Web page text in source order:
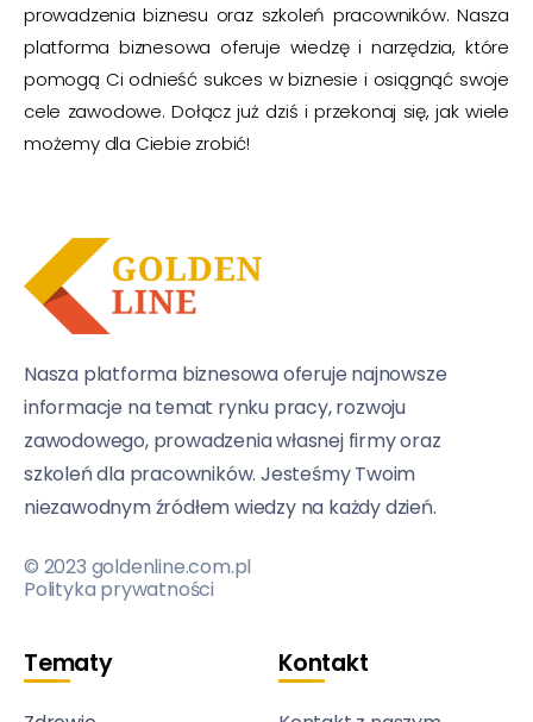
prowadzenia biznesu oraz szkoleń pracowników. Nasza
platforma biznesowa oferuje wiedzę i narzędzia, które
pomogą Ci odnieść sukces w biznesie i osiągnąć swoje
cele zawodowe. Dołącz już dziś i przekonaj się, jak wiele
możemy dla Ciebie zrobić!
Nasza platforma biznesowa oferuje najnowsze
informacje na temat rynku pracy, rozwoju
zawodowego, prowadzenia własnej firmy oraz
szkoleń dla pracowników. Jesteśmy Twoim
niezawodnym źródłem wiedzy na każdy dzień.
© 2023 goldenline.com.pl
Polityka prywatności
Tematy Kontakt